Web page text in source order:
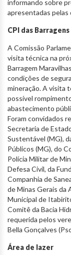
informando sobre
apresentadas pelas
CPI das Barragens
A Comissão
visita técnica na
Barragem
condições de
mineração. A visita
possível
abastecimento
Foram convidados
Secretaria de
Sustentável (MG),
Públicos (MG), do
Polícia Militar de
Defesa Civil, da
Companhia de
de Minas Gerais da
Municipal de
Comitê da Bacia
requerida pelos
Bella Gonçalves
Área de lazer